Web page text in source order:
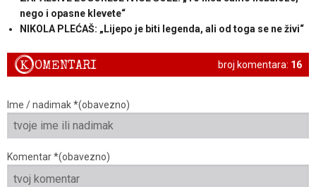
nego i opasne klevete“
NIKOLA PLEĆAŠ: „Lijepo je biti legenda, ali od toga se ne živi“
broj komentara: 16
KOMENTARI
Ime / nadimak *(obavezno)
Komentar *(obavezno)